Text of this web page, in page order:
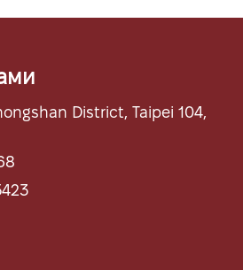
District, Taipei 104,